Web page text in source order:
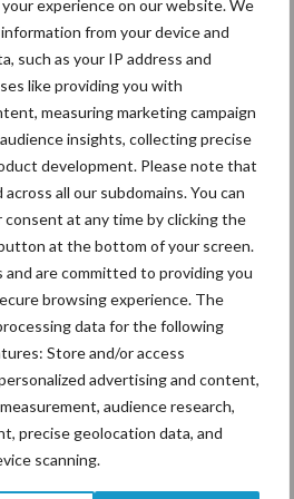
experience on our website. We
from your device and
such as your IP address and
like providing you with
measuring marketing campaign
insights, collecting precise
development. Please note that
all our subdomains. You can
at any time by clicking the
at the bottom of your screen.
are committed to providing you
browsing experience. The
data for the following
Store and/or access
advertising and content,
audience research,
precise geolocation data, and
scanning.
betekent het in 2020 dat het
om een goed seizoen te draaien. Bij
prijzen stijgen. Maar als je niets hebt
ook niets te verdienen. De hoge
tijd hebben bijgedragen aan het
De regen die nog zal vallen is op de
Daardoor kan het extreem lastig
(redactielid)
jou!
blijft
droogte en
houden handel
greep